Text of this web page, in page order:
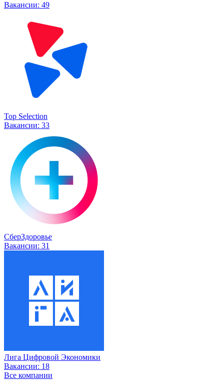
Вакансии: 49
Top Selection
Вакансии: 33
СберЗдоровье
Вакансии: 31
Лига Цифровой Экономики
Вакансии: 18
Все компании